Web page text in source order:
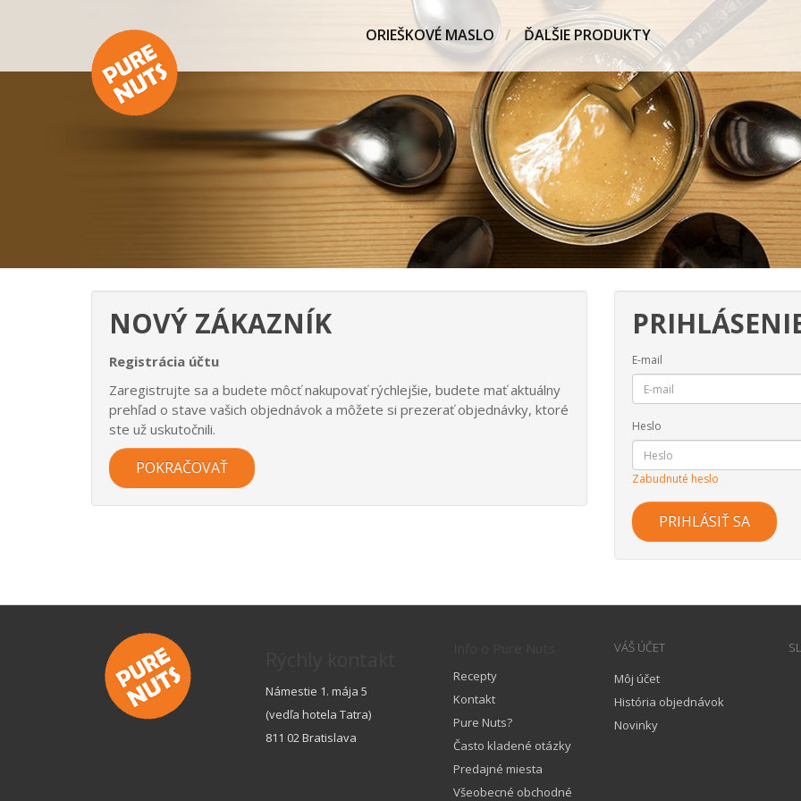
ORIEŠKOVÉ MASLO ĎALŠIE PRODUKTY
NOVÝ ZÁKAZNÍK
Registrácia účtu
Zaregistrujte sa a budete môcť nakupovať rýchlejšie, budete mať aktuálny
prehľad o stave vašich objednávok a môžete si prezerať objednávky, ktoré
ste už uskutočnili.
POKRAČOVAŤ
E-mail
Heslo
Zabudnuté heslo
Námestie 1. mája 5
(vedľa hotela Tatra)
811 02 Bratislava
Recepty
Kontakt
Pure Nuts?
Často kladené otázky
Predajné miesta
Všeobecné obchodné
VÁŠ ÚČET
Môj účet
História objednávok
Novinky